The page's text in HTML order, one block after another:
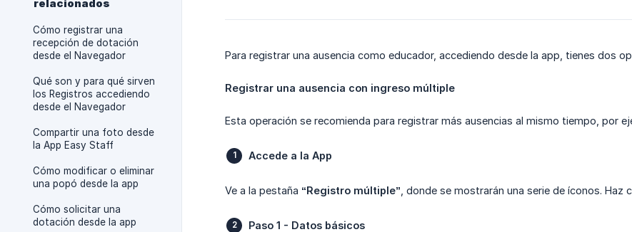
relacionados
Cómo registrar una
recepción de dotación
desde el Navegador
Qué son y para qué sirven
los Registros accediendo
desde el Navegador
Compartir una foto desde
la App Easy Staff
Cómo modificar o eliminar
una popó desde la app
Cómo solicitar una
dotación desde la app
Para registrar una ausencia como educador, accediendo desde la app, tienes dos
Registrar una ausencia con ingreso múltiple
Esta operación se recomienda para registrar más ausencias al mismo tiempo, por
Accede a la App
Ve a la pestaña “Registro múltiple” , donde se mostrarán una serie de íconos. Haz
Paso 1 - Datos básicos